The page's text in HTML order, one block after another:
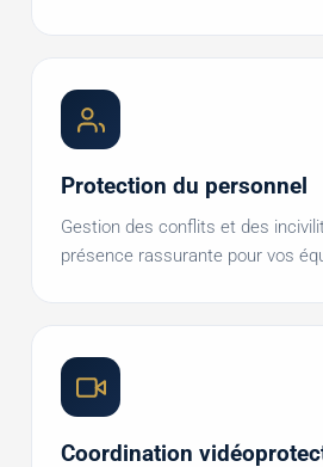
Protection du personnel
Gestion des conflits et des
présence rassurante pour vos
Coordination